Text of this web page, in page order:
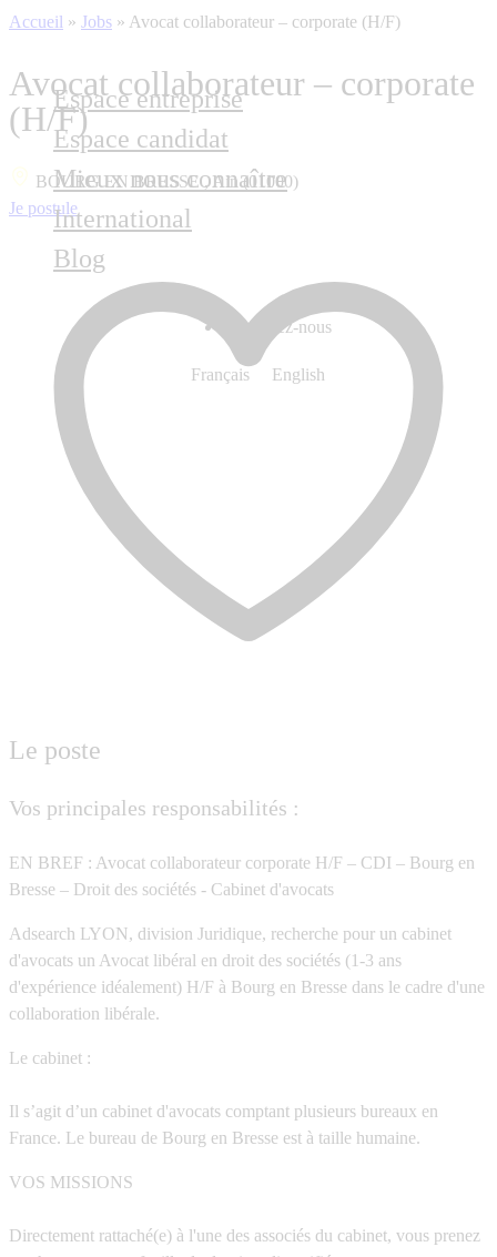
Espace entreprise
Espace candidat
Mieux nous connaître
International
Blog
Contactez-nous
Français English
Accueil » Jobs » Avocat collaborateur – corporate (H/F)
Avocat collaborateur – corporate
(H/F)
BOURG EN BRESSE , Ain (01000)
Je postule
Le poste
Vos principales responsabilités :
EN BREF : Avocat collaborateur corporate H/F – CDI – Bourg en
Bresse – Droit des sociétés - Cabinet d'avocats
Adsearch LYON, division Juridique, recherche pour un cabinet
d'avocats un Avocat libéral en droit des sociétés (1-3 ans
d'expérience idéalement) H/F à Bourg en Bresse dans le cadre d'une
collaboration libérale.
Le cabinet :
Il s’agit d’un cabinet d'avocats comptant plusieurs bureaux en
France. Le bureau de Bourg en Bresse est à taille humaine.
VOS MISSIONS
Directement rattaché(e) à l'une des associés du cabinet, vous prenez